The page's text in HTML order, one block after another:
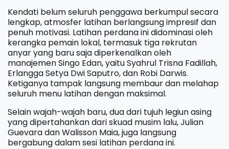
Kendati belum seluruh penggawa berkumpul secara
lengkap, atmosfer latihan berlangsung impresif dan
penuh motivasi. ​Latihan perdana ini didominasi oleh
kerangka pemain lokal, termasuk tiga rekrutan
anyar yang baru saja diperkenalkan oleh
manajemen Singo Edan, yaitu Syahrul Trisna Fadillah,
Erlangga Setya Dwi Saputro, dan Robi Darwis.
Ketiganya tampak langsung membaur dan melahap
seluruh menu latihan dengan maksimal.
​Selain wajah-wajah baru, dua dari tujuh legiun asing
yang dipertahankan dari skuad musim lalu, Julian
Guevara dan Walisson Maia, juga langsung
bergabung dalam sesi latihan perdana ini.